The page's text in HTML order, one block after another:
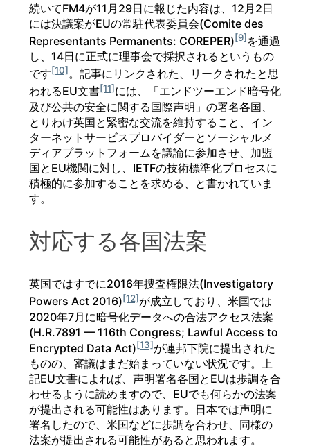
続いてFM4が11月29日に報じた内容は、12月2日
には決議案がEUの常駐代表委員会(Comite des
Representants Permanents: COREPER) [9] を通過
し、14日に正式に理事会で採択されるというもの
です [10] 。記事にリンクされた、リークされたと思
われるEU文書[11]には、「エンドツーエンド暗号化
及び公共の安全に関する国際声明」の署名各国、
とりわけ英国と緊密な交流を維持すること、イン
ターネットサービスプロバイダーとソーシャルメ
ディアプラットフォームを議論に参加させ、加盟
国とEU機関に対し、IETFの技術標準化プロセスに
積極的に参加することを求める、と書かれていま
す。
対応する各国法案
英国ではすでに2016年捜査権限法(Investigatory
Powers Act 2016)[12]が成立しており、米国では
2020年7月に暗号化データへの合法アクセス法案
(H.R.7891 — 116th Congress; Lawful Access to
Encrypted Data Act) [13] が連邦下院に提出された
ものの、審議はまだ始まっていない状況です。上
記EU文書によれば、声明署名各国とEUは歩調を合
わせるように読めますので、EUでも何らかの法案
が提出される可能性はあります。日本では声明に
署名したので、米国などに歩調を合わせ、同様の
法案が提出される可能性があると思われます。